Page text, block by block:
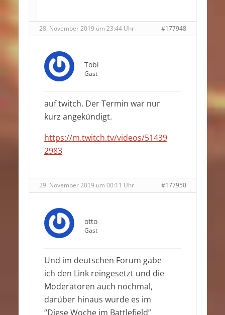
28. November 2019 um 23:44 Uhr #177948
Tobi
Gast
auf twitch. Der Termin war nur
kurz angekündigt.
https://m.twitch.tv/videos/51439
2983
29. November 2019 um 00:11 Uhr #177950
otto
Gast
Und im deutschen Forum gabe
ich den Link reingesetzt und die
Moderatoren auch nochmal,
darüber hinaus wurde es im
“Diese Woche im Battlefield”